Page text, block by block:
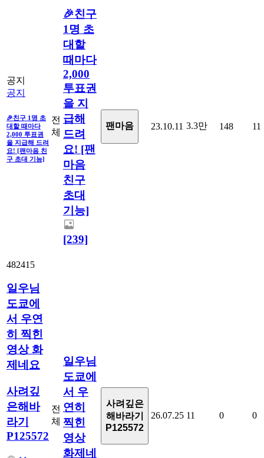
공지
공지
🎉친구 1명 초
대할 때마다
2,000 투표권
을 지급해 드려
요! [팬마음 친
구 초대 기능]
전
체
🎉친구
1명 초
대할
때마다
2,000
투표권
을 지
급해
드려
요! [팬
마음
친구
초대
기능]
[239]
팬마음 23.10.11 3.3만 148 11
482415
일우님
도쿄에
서 우연
히 찍힌
영상 화
제네요
사려깊
은해바
라기
P125572
전
체
일우님
도쿄에
서 우
연히
찍힌
영상
화제네
사려깊은
해바라기
P125572
26.07.25 11 0 0